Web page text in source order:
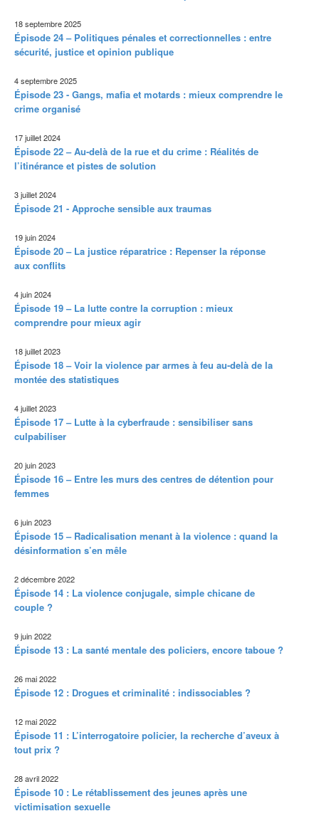
18 septembre 2025
Épisode 24 – Politiques pénales et correctionnelles : entre
sécurité, justice et opinion publique
4 septembre 2025
Épisode 23 - Gangs, mafia et motards : mieux comprendre le
crime organisé
17 juillet 2024
Épisode 22 – Au-delà de la rue et du crime : Réalités de
l’itinérance et pistes de solution
3 juillet 2024
Épisode 21 - Approche sensible aux traumas
19 juin 2024
Épisode 20 – La justice réparatrice : Repenser la réponse
aux conflits
4 juin 2024
Épisode 19 – La lutte contre la corruption : mieux
comprendre pour mieux agir
18 juillet 2023
Épisode 18 – Voir la violence par armes à feu au-delà de la
montée des statistiques
4 juillet 2023
Épisode 17 – Lutte à la cyberfraude : sensibiliser sans
culpabiliser
20 juin 2023
Épisode 16 – Entre les murs des centres de détention pour
femmes
6 juin 2023
Épisode 15 – Radicalisation menant à la violence : quand la
désinformation s’en mêle
2 décembre 2022
Épisode 14 : La violence conjugale, simple chicane de
couple ?
9 juin 2022
Épisode 13 : La santé mentale des policiers, encore taboue ?
26 mai 2022
Épisode 12 : Drogues et criminalité : indissociables ?
12 mai 2022
Épisode 11 : L’interrogatoire policier, la recherche d’aveux à
tout prix ?
28 avril 2022
Épisode 10 : Le rétablissement des jeunes après une
victimisation sexuelle